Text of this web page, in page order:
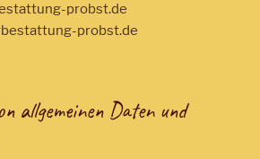
probst.de
probst.de
allgemeinen Daten und